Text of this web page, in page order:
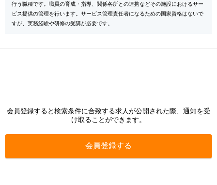
行う職種です。職員の育成・指導、関係各所との連携などその施設におけるサー
ビス提供の管理を行います。サービス管理責任者になるための国家資格はないで
すが、実務経験や研修の受講が必要です。
会員登録すると検索条件に合致する求人が公開された際、通知を受
け取ることができます。
会員登録する